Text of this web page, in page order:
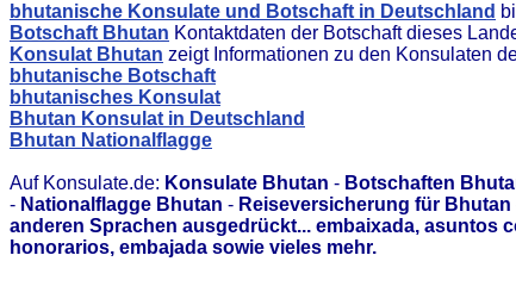
bhutanische Konsulate und Botschaft in Deutschland
Botschaft Bhutan Kontaktdaten der Botschaft dieses
Konsulat Bhutan zeigt Informationen zu den Konsulaten
bhutanische Botschaft
bhutanisches Konsulat
Bhutan Konsulat in Deutschland
Bhutan Nationalflagge
Auf Konsulate.de: Konsulate Bhutan - Botschaften
- Nationalflagge Bhutan - Reiseversicherung für Bhutan
anderen Sprachen ausgedrückt... embaixada,
honorarios, embajada sowie vieles mehr.